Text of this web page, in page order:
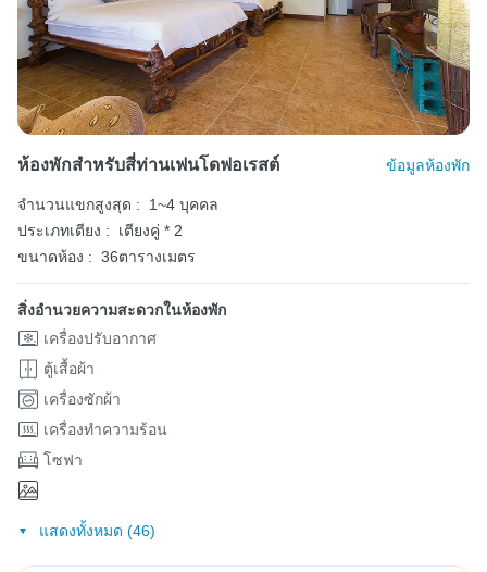
ห้องพักสำหรับสี่ท่านเฟนโดฟอเรสต์ ข้อมูลห้องพัก
จำนวนแขกสูงสุด :
1~4 บุคคล
ประเภทเตียง :
เตียงคู่ * 2
ขนาดห้อง : 36ตารางเมตร
สิ่งอำนวยความสะดวกในห้องพัก
เครื่องปรับอากาศ
ตู้เสื้อผ้า
เครื่องซักผ้า
เครื่องทำความร้อน
โซฟา
แสดงทั้งหมด (46)